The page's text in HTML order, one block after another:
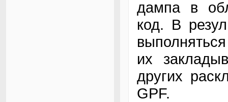
дампа в
код. В
их
других
GPF.